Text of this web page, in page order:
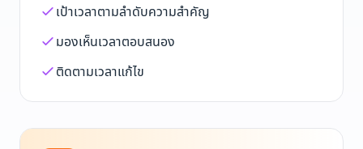
เป้าเวลาตามลำดับความสำคัญ
มองเห็นเวลาตอบสนอง
ติดตามเวลาแก้ไข